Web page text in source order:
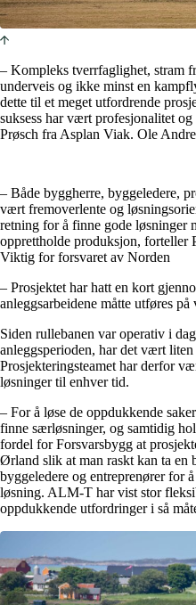
– Kompleks tverrfaglighet, stram
underveis og ikke minst en
dette til et meget utfordrende
suksess har vært profesjonalitet
Prøsch fra Asplan Viak. Ole
– Både byggherre, byggeledere,
vært fremoverlente og
retning for å finne gode løsninger
opprettholde produksjon, forteller
Viktig for forsvaret av Norden
– Prosjektet har hatt en kort
anleggsarbeidene måtte utføres
Siden rullebanen var operativ i
anleggsperioden, har det vært
Prosjekteringsteamet har derfor
løsninger til enhver tid.
– For å løse de oppdukkende
finne særløsninger, og samtidig
fordel for Forsvarsbygg at
Ørland slik at man raskt kan ta en
byggeledere og entreprenører for
løsning. ALM-T har vist stor
oppdukkende utfordringer i så